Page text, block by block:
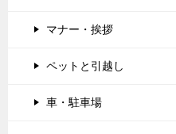
マナー・挨拶
ペットと引越し
車・駐車場